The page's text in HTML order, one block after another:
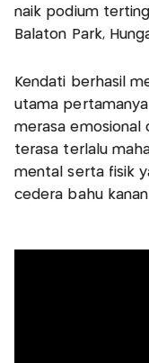
naik podium
Balaton Park,
Kendati berhasil
utama
merasa emosional
terasa terlalu
mental serta fisik
cedera bahu